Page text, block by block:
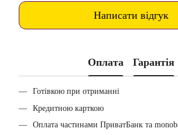
Написати відгук
Оплата Гарантія
Готівкою при отриманні
Кредитною карткою
Оплата частинами ПриватБанк та